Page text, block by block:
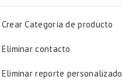
Categoría de producto
contacto
reporte personalizado